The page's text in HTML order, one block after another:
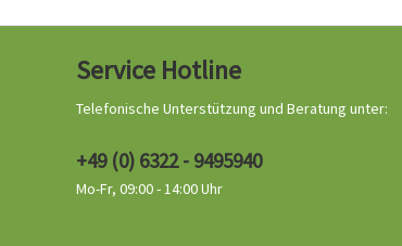
Service Hotline
Telefonische Unterstützung und Beratung unter:
+49 (0) 6322 - 9495940
Mo-Fr, 09:00 - 14:00 Uhr